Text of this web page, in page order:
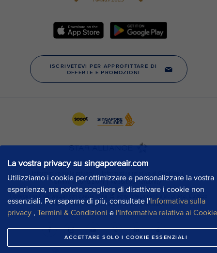
La vostra privacy su singaporeair.com
Utilizziamo i cookie per ottimizzare e personalizzare la vostra
esperienza, ma potete scegliere di disattivare i cookie non
essenziali. Per saperne di più, consultate l'Informativa sulla
privacy , Termini & Condizioni e l'Informativa relativa ai
ACCETTARE SOLO I COOKIE ESSENZIALI